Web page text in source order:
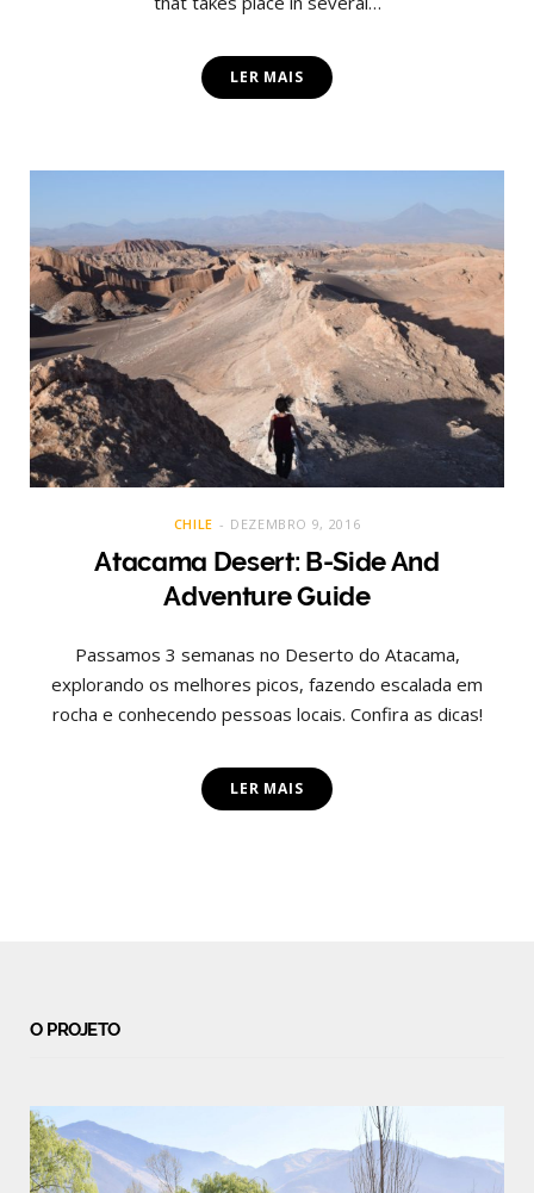
LER MAIS
CHILE DEZEMBRO 9, 2016
Atacama Desert: B-Side And
Adventure Guide
Passamos 3 semanas no Deserto do Atacama,
explorando os melhores picos, fazendo escalada em
rocha e conhecendo pessoas locais. Confira as dicas!
LER MAIS
O PROJETO